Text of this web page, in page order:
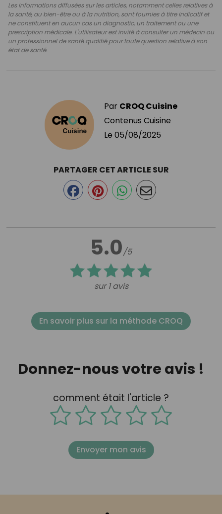
Les informations diffusées sur les articles, notamment celles relatives à
la santé, au bien-être ou à la nutrition, sont fournies à titre indicatif et
ne constituent en aucun cas un diagnostic, un traitement ou une
prescription médicale. L'utilisateur est invité à consulter un médecin ou
un professionnel de santé qualifié pour toute question relative à son
état de santé.
Par CROQ Cuisine
Contenus Cuisine
Le 05/08/2025
5.0/5
sur 1 avis
PARTAGER CET ARTICLE SUR
En savoir plus sur la méthode CROQ
Donnez-nous votre avis !
comment était l'article ?
Envoyer mon avis